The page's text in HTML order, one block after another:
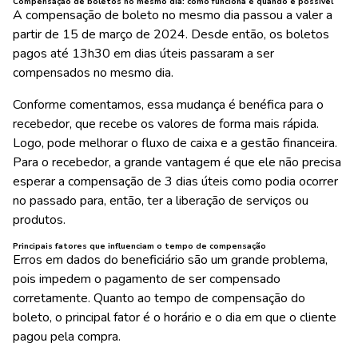
A compensação de boleto no mesmo dia passou a valer a
partir de 15 de março de 2024. Desde então, os boletos
pagos até 13h30 em dias úteis passaram a ser
compensados no mesmo dia.
Conforme comentamos, essa mudança é benéfica para o
recebedor, que recebe os valores de forma mais rápida.
Logo, pode melhorar o fluxo de caixa e a gestão financeira.
Para o recebedor, a grande vantagem é que ele não precisa
esperar a compensação de 3 dias úteis como podia ocorrer
no passado para, então, ter a liberação de serviços ou
produtos.
Principais fatores que influenciam o tempo de compensação
Erros em dados do beneficiário são um grande problema,
pois impedem o pagamento de ser compensado
corretamente. Quanto ao tempo de compensação do
boleto, o principal fator é o horário e o dia em que o cliente
pagou pela compra.